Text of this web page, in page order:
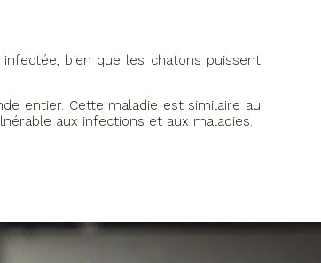
bien que les chatons puissent
entier. Cette maladie est similaire au
aux infections et aux maladies.